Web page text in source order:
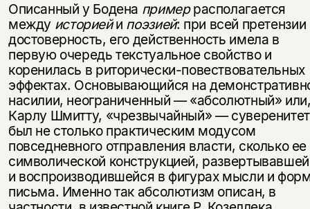
Описанный у Бодена примеррасполагается
между историейи поэзией: при всей претензии
достоверность, его действенность имела в
первую очередь текстуальное свойство и
коренилась в риторически-повествовательных
эффектах. Основывающийся на
насилии, неограниченный — «абсолютный»
Карлу Шмитту, «чрезвычайный» — суверенитет
был не столько практическим модусом
повседневного отправления власти, сколько ее
символической конструкцией,
и воспроизводившейся в фигурах мысли и
письма. Именно так абсолютизм описан, в